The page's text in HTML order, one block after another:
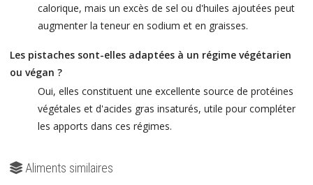
calorique, mais un excès de sel ou d'huiles ajoutées peut
augmenter la teneur en sodium et en graisses.
Les pistaches sont-elles adaptées à un régime végétarien
ou végan ?
Oui, elles constituent une excellente source de protéines
végétales et d'acides gras insaturés, utile pour compléter
les apports dans ces régimes.
Aliments similaires